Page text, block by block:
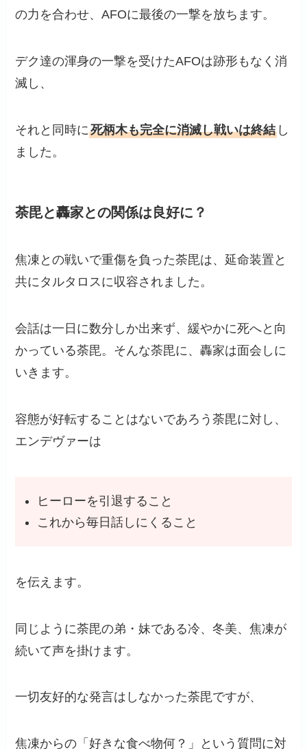
の力を合わせ、AFOに最後の一撃を放ちます。
デク達の渾身の一撃を受けたAFOは跡形もなく消
滅し、
それと同時に死柄木も完全に消滅し戦いは終結 し
ました。
荼毘と轟家との関係は良好に？
焦凍との戦いで重傷を負った荼毘は、延命装置と
共にタルタロスに収容されました。
会話は一日に数分しか出来ず、緩やかに死へと向
かっている荼毘。そんな荼毘に、轟家は面会しに
いきます。
容態が好転することはないであろう荼毘に対し、
エンデヴァーは
ヒーローを引退すること
これから毎日話しにくること
を伝えます。
同じように荼毘の弟・妹である冷、冬美、焦凍が
続いて声を掛けます。
一切友好的な発言はしなかった荼毘ですが、
焦凍からの「好きな食べ物何？」という質問に対